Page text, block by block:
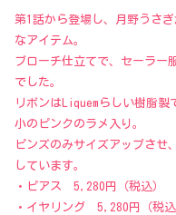
第1話から登場し、月野うさ
なアイテム。
ブローチ仕立てで、セーラー
でした。
リボンはLiquemらしい樹脂
小のピンクのラメ入り。
ピンズのみサイズアップさせ
しています。
・ピアス 5,280円（税込）
・イヤリング 5,280円（税込